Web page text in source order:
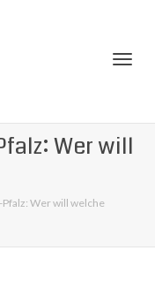
Wer will
Wer will welche